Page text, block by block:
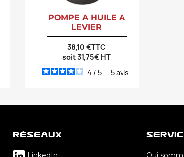
POMPE A HUILE A
LEVIER
38,10 €TTC
soit 31,75€ HT
4 / 5 - 5avis
Réseaux
LinkedIn Qui